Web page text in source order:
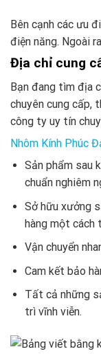
Bên cạnh các ưu
điện năng. Ngoài
Địa chỉ cung
Bạn đang tìm địa
chuyên cung cấp,
công ty uy tín
Nhôm Kính Phúc
Sản phẩm sau
chuẩn nghiêm
Sở hữu xưởng
hàng một cách
Vận chuyển
Cam kết bảo
Tất cả những
trì vĩnh viễn.